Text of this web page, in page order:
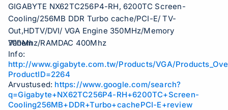
GIGABYTE NX62TC256P4-RH, 6200TC Screen-
Cooling/256MB DDR Turbo cache/PCI-E/ TV-
Out,HDTV/DVI/ VGA Engine 350MHz/Memory
700Mhz/RAMDAC 400Mhz
Vähem
Info:
http://www.gigabyte.com.tw/Products/VGA/
ProductID=2264
Arvustused: https://www.google.com/search?
q=Gigabyte+NX62TC256P4-RH+6200TC+Screen-
Cooling256MB+DDR+Turbo+cachePCI-E+review